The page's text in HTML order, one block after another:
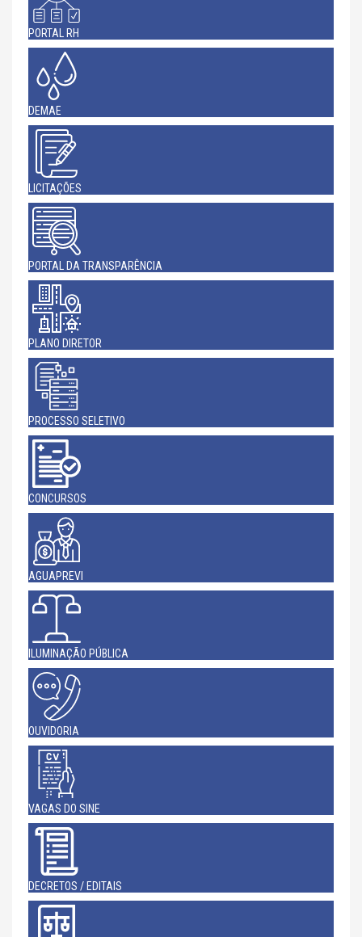
PORTAL RH
DEMAE
LICITAÇÕES
PORTAL DA TRANSPARÊNCIA
PLANO DIRETOR
PROCESSO SELETIVO
CONCURSOS
AGUAPREVI
ILUMINAÇÃO PÚBLICA
OUVIDORIA
VAGAS DO SINE
DECRETOS / EDITAIS